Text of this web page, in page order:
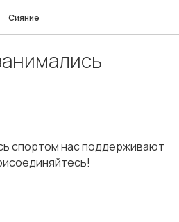
Сияние
спортом нас поддерживают